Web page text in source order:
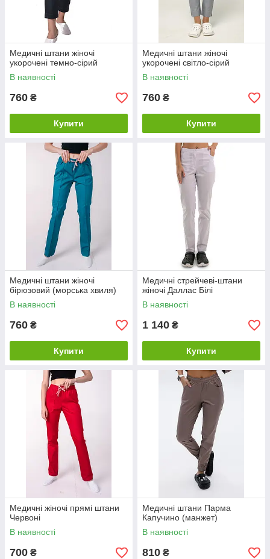
Медичні штани жіночі
укорочені темно-сірий
В наявності
760 ₴
Купити
Медичні штани жіночі
укорочені світло-сірий
В наявності
760 ₴
Купити
Медичні штани жіночі
бірюзовий (морська хвиля)
В наявності
760 ₴
Купити
Медичні стрейчеві-штани
жіночі Даллас Білі
В наявності
1 140 ₴
Купити
Медичні жіночі прямі штани
Червоні
В наявності
700 ₴
Медичні штани Парма
Капучино (манжет)
В наявності
810 ₴